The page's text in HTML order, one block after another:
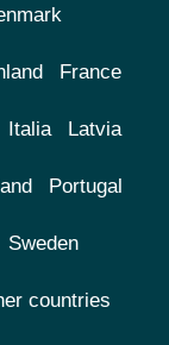
France
Italia Latvia
Portugal
Sweden
countries